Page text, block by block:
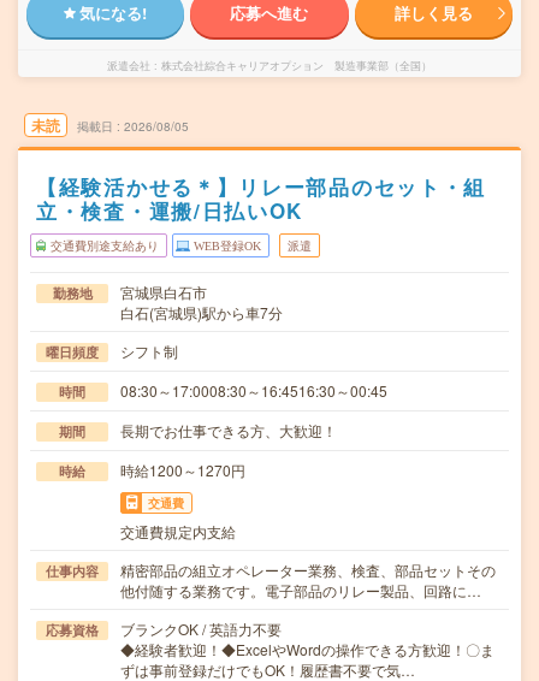
気になる! 応募へ進む 詳しく見る
派遣会社 株式会社綜合キャリアオプション 製造事業部（全国）
未読 掲載日 2026/08/05
【経験活かせる＊】リレー部品のセット・組
立・検査・運搬/日払いOK
交通費別途支給あり WEB登録OK 派遣
勤務地
宮城県白石市
白石(宮城県)駅から車7分
曜日頻度 シフト制
時間 08:30～17:0008:30～16:4516:30～00:45
期間 長期でお仕事できる方、大歓迎！
時給 時給1200～1270円
交通費
交通費規定内支給
仕事内容
精密部品の組立オペレーター業務、検査、部品セットその
他付随する業務です。電子部品のリレー製品、回路に…
応募資格
ブランクOK / 英語力不要
◆経験者歓迎！◆ExcelやWordの操作できる方歓迎！〇ま
ずは事前登録だけでもOK！履歴書不要で気…